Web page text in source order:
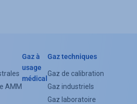
AMM
Gaz à
usage
médical
Gaz techniques
Gaz de calibration
Gaz industriels
Gaz laboratoire